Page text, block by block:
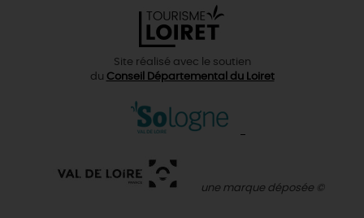
Site réalisé avec le soutien
du Conseil Départemental du Loiret
une marque déposée ©